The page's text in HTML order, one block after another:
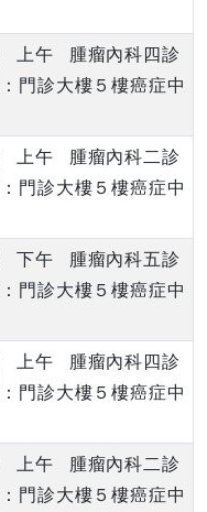
上午 腫瘤內科四診
門診大樓５樓癌症中
上午 腫瘤內科二診
門診大樓５樓癌症中
下午 腫瘤內科五診
門診大樓５樓癌症中
上午 腫瘤內科四診
門診大樓５樓癌症中
上午 腫瘤內科二診
門診大樓５樓癌症中